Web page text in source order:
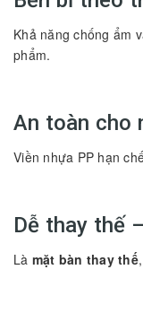
Khả năng chống ẩm
phẩm.
An toàn cho
Viền nhựa PP hạn
Dễ thay thế
Là mặt bàn thay thế